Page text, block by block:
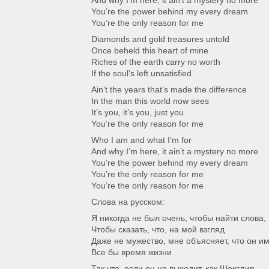
You’re the power behind my every dream
You’re the only reason for me
Diamonds and gold treasures untold
Once beheld this heart of mine
Riches of the earth carry no worth
If the soul’s left unsatisfied
Ain’t the years that’s made the difference
In the man this world now sees
It’s you, it’s you, just you
You’re the only reason for me
Who I am and what I’m for
And why I’m here, it ain’t a mystery no more
You’re the power behind my every dream
You’re the only reason for me
You’re the only reason for me
Слова на русском:
Я никогда не был очень, чтобы найти слова,
Чтобы сказать, что, на мой взгляд
Даже не мужество, мне объясняет, что он
Все бы время жизни